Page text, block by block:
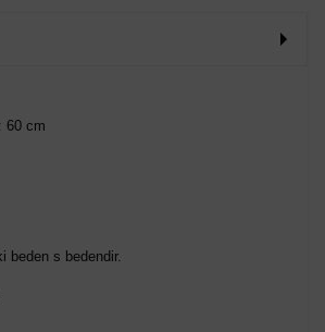
60 cm
beden s bedendir.